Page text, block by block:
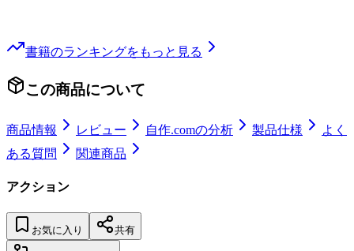
書籍のランキングをもっと見る
この商品について
商品情報 レビュー 自作.comの分析 製品仕様
よく
ある質問
関連商品
アクション
お気に入り 共有